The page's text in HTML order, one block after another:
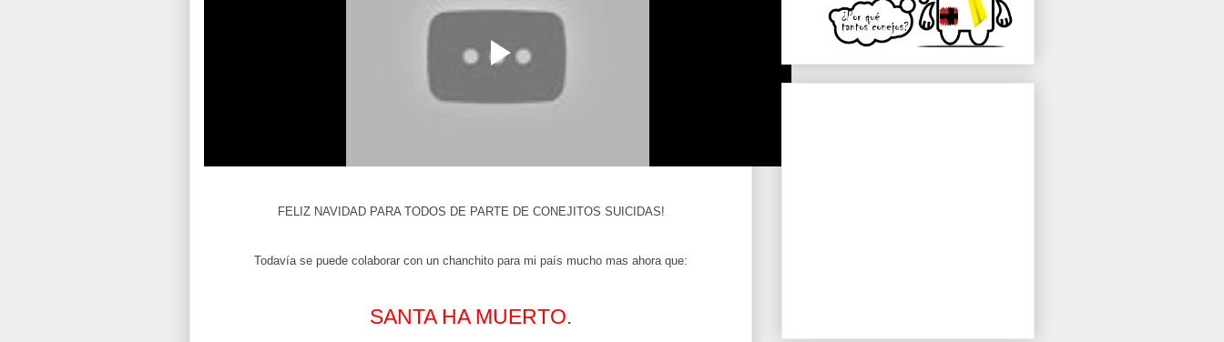
FELIZ NAVIDAD PARA TODOS DE PARTE DE CONEJITOS SUICIDAS!
Todavía se puede colaborar con un chanchito para mi país mucho mas ahora que:
SANTA HA MUERTO.